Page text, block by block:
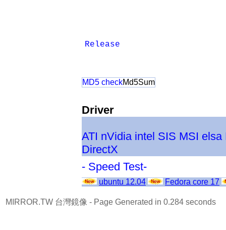
Release
MD5 checkMd5Sum
Driver
ATI nVidia intel SIS MSI elsa
DirectX
- Speed Test-
ubuntu 12.04 Fedora core 17
MIRROR.TW 台灣鏡像 - Page Generated in 0.284 seconds